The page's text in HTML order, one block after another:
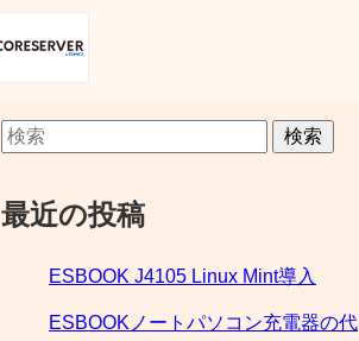
検索
最近の投稿
ESBOOK J4105 Linux Mint導入
ESBOOKノートパソコン充電器の代